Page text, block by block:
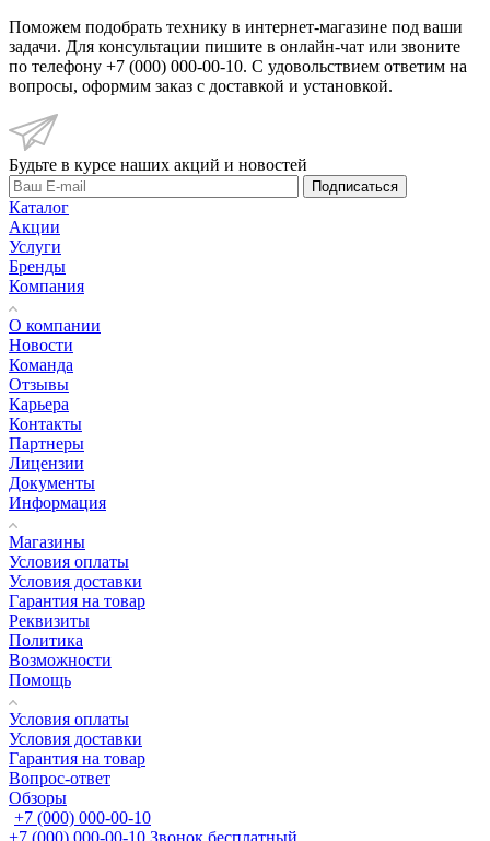
Поможем подобрать технику в интернет-магазине под ваши
задачи. Для консультации пишите в онлайн-чат или звоните
по телефону +7 (000) 000-00-10. С удовольствием ответим на
вопросы, оформим заказ с доставкой и установкой.
Будьте в курсе наших акций и новостей
Подписаться
Каталог
Акции
Услуги
Бренды
Компания
О компании
Новости
Команда
Отзывы
Карьера
Контакты
Партнеры
Лицензии
Документы
Информация
Магазины
Условия оплаты
Условия доставки
Гарантия на товар
Реквизиты
Политика
Возможности
Помощь
Условия оплаты
Условия доставки
Гарантия на товар
Вопрос-ответ
Обзоры
+7 (000) 000-00-10
+7 (000) 000-00-10 Звонок бесплатный